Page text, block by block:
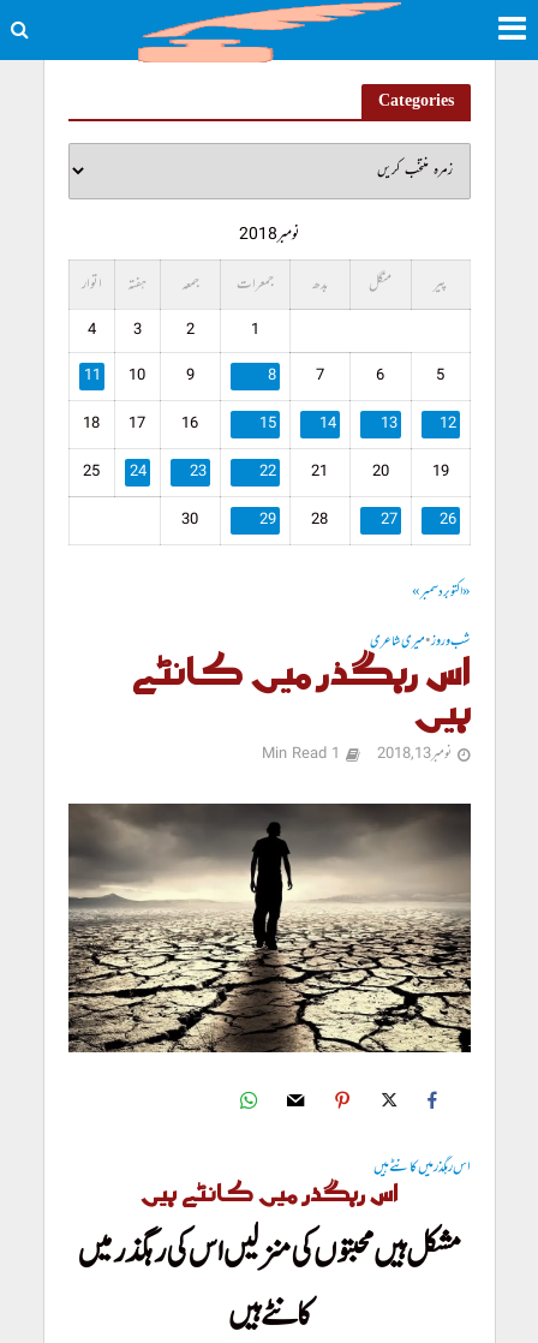
Categories
نومبر 2018
پیر
منگل بدھ جمعرات جمعہ ہفتہ اتوار
1
2
3
4
5
6
7
8
9
10
11
12
13
14
15
16
17
18
19
20
21
22
23
24
25
26
27
28
29
30
« اکتوبردسمبر »
شب و روز•میری شاعری
اس رہگذر میں کانٹے
ہیں
نومبر 13, 2018 1 Min Read
اس رہگذر میں کانٹے ہیں
اس رہگذر میں کانٹے ہیں
مشکل ہیں محبتوں کی منزلیں اس کی رہگذر میں
کانٹے ہیں